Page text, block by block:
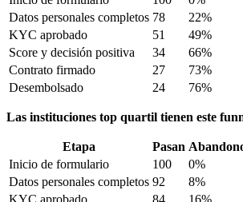
Datos personales completos 78
22%
KYC aprobado
51
49%
Score y decisión positiva
34
66%
Contrato firmado
27
73%
Desembolsado
24 76%
Las instituciones top quartil tienen este
Etapa Pasan
Inicio de formulario
100
0%
Datos personales completos 92
8%